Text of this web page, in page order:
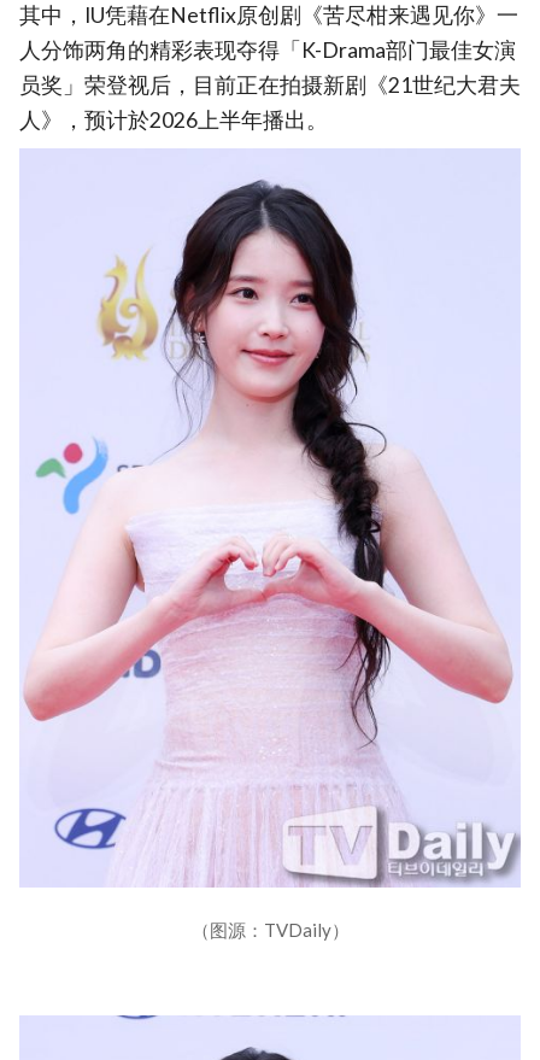
其中，IU凭藉在Netflix原创剧《苦尽柑来遇见你》一
人分饰两角的精彩表现夺得「K-Drama部门最佳女演
员奖」荣登视后，目前正在拍摄新剧《21世纪大君夫
人》，预计於2026上半年播出。
（图源：TVDaily）